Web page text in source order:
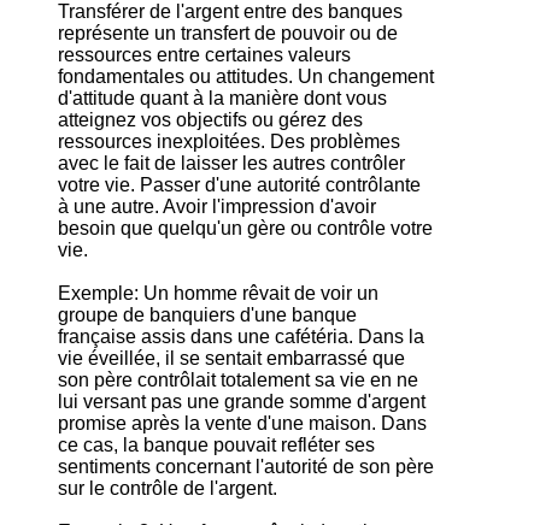
Transférer de l'argent entre des banques
représente un transfert de pouvoir ou de
ressources entre certaines valeurs
fondamentales ou attitudes. Un changement
d'attitude quant à la manière dont vous
atteignez vos objectifs ou gérez des
ressources inexploitées. Des problèmes
avec le fait de laisser les autres contrôler
votre vie. Passer d'une autorité contrôlante
à une autre. Avoir l'impression d'avoir
besoin que quelqu'un gère ou contrôle votre
vie.
Exemple: Un homme rêvait de voir un
groupe de banquiers d'une banque
française assis dans une cafétéria. Dans la
vie éveillée, il se sentait embarrassé que
son père contrôlait totalement sa vie en ne
lui versant pas une grande somme d'argent
promise après la vente d'une maison. Dans
ce cas, la banque pouvait refléter ses
sentiments concernant l'autorité de son père
sur le contrôle de l'argent.